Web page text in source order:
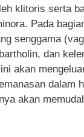
klitoris serta
Pada
senggama
dan
akan
dalam
akan